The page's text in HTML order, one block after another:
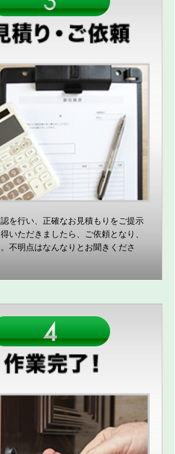
を行い、正確なお見積もりをご提示
いただきましたら、ご依頼となり、
不明点はなんなりとお聞きくださ